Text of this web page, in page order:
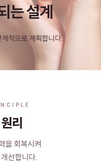
는 설계
적으로 계획합니다.
리
을 회복시켜
선합니다.